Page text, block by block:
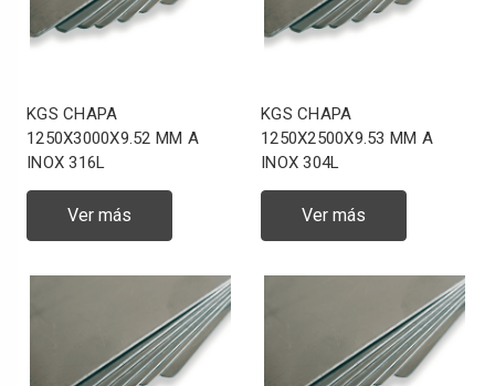
KGS CHAPA
1250X3000X9.52 MM A
INOX 316L
Ver más
KGS CHAPA
1250X2500X9.53 MM A
INOX 304L
Ver más